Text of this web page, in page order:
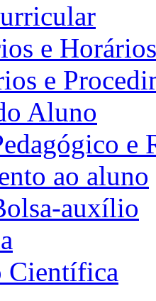
e Horários
e
Aluno
e
ao aluno
auxílio
Científica